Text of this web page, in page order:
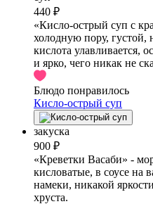
440 ₽
«Кисло-острый суп с
холодную пору, густой,
кислота улавливается,
и ярко, чего никак не
Блюдо понравилось
Кисло-острый суп
закуска
900 ₽
«Креветки Васаби» -
кисловатые, в соусе на
намеки, никакой
хруста.